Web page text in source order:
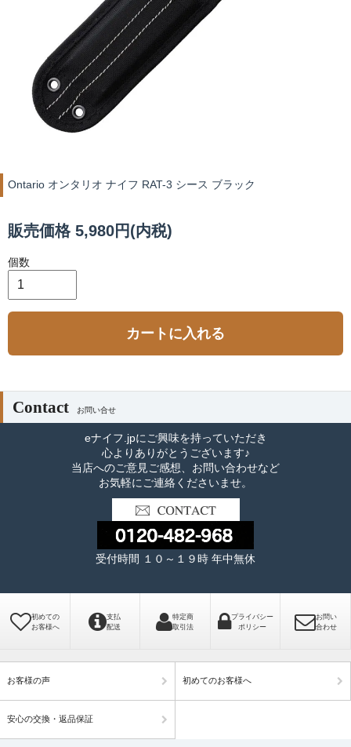
Ontario オンタリオ ナイフ RAT-3 シース ブラック
販売価格 5,980円(内税)
個数
カートに入れる
Contact お問い合せ
eナイフ.jpにご興味を持っていただき
心よりありがとうございます♪
当店へのご意見ご感想、お問い合わせなど
お気軽にご連絡くださいませ。
受付時間 １０～１９時 年中無休
初めての
お客様へ
支払
配送
特定商
取引法
プライバシー
ポリシー
お問い
合わせ
お客様の声 初めてのお客様へ
安心の交換・返品保証